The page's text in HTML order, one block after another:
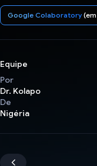
Google Colaboratory
Equipe
Por
Dr. Kolapo
De
Nigéria